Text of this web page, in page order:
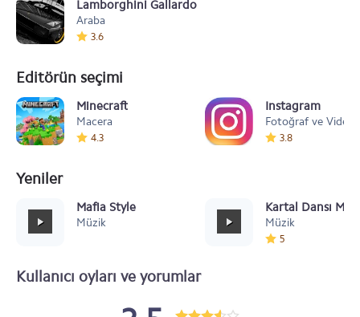
Lamborghini Gallardo
Araba
3.6
Editörün seçimi
Minecraft
Macera
4.3
Instagram
Fotoğraf ve Video
3.8
Yeniler
Mafia Style
Müzik
Kartal Dansı
Müzik
5
Kullanıcı oyları ve yorumlar